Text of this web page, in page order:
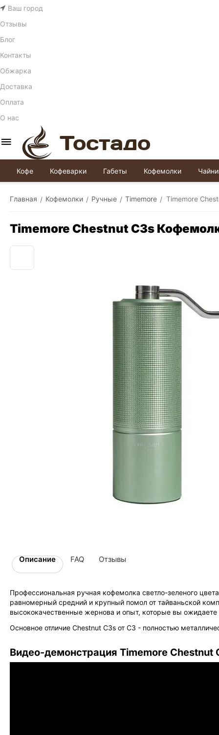
Ваш город
Отзывы
Блог
Контакты
Обжарка
Доставка
Оплата
О нас
Кофе Кофеварки Габеты Кофемолки
Главная / Кофемолки / Ручные / Timemore / Timemore
Timemore Chestnut C3s
Описание FAQ Отзывы
Профессиональная ручная кофемолка светло-зеленого
равномерный средний и крупный помол от тайваньской
высококачественные жернова и опыт, которые вы
Основное отличие Chestnut C3s от C3 - полностью
Видео-демонстрация Timemore Chestnut